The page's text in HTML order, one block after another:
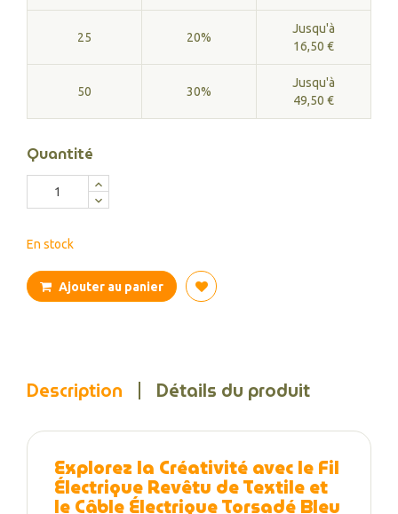
25 20%
Jusqu'à
16,50 €
50 30%
Jusqu'à
49,50 €
Quantité
En stock
Ajouter au panier
Description Détails du produit
Explorez la Créativité avec leFil
Électrique Revêtu de Textileet
leCâble Électrique Torsadé Bleu